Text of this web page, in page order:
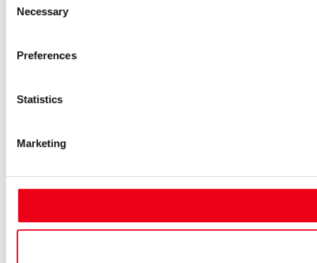
Selection
Necessary
Preferences
Statistics
Marketing